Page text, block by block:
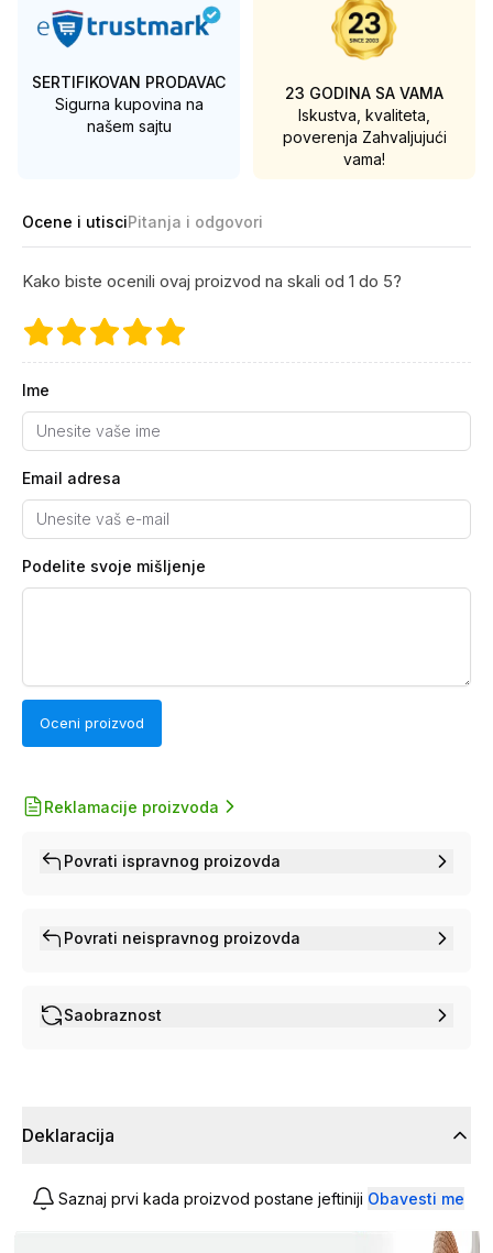
SERTIFIKOVAN PRODAVAC
Sigurna kupovina na
našem sajtu
23 GODINA SA VAMA
Iskustva, kvaliteta,
poverenja Zahvaljujući
vama!
Ocene i utisciPitanja i odgovori
Kako biste ocenili ovaj proizvod na skali od 1 do 5?
Ime
Email adresa
Podelite svoje mišljenje
Oceni proizvod
Reklamacije proizvoda
Povrati ispravnog proizovda
Povrati neispravnog proizovda
Saobraznost
Deklaracija
Saznaj prvi kada proizvod postane jeftiniji Obavesti me